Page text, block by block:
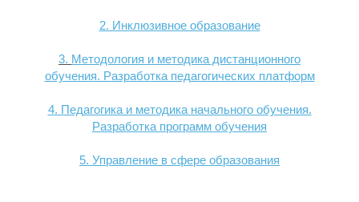
2. Инклюзивное образование
3. Методология и методика дистанционного
обучения. Разработка педагогических платформ
4. Педагогика и методика начального обучения.
Разработка программ обучения
5. Управление в сфере образования